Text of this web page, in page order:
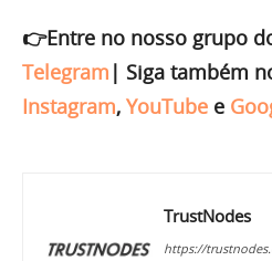
👉Entre no nosso grupo
Telegram | Siga também
Instagram, YouTube e
TrustNodes
https://